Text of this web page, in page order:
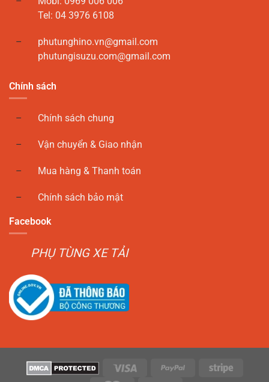
Tel: 04 3976 6108
phutunghino.vn@gmail.com
phutungisuzu.com@gmail.com
Chính sách
Chính sách chung
Vận chuyển & Giao nhận
Mua hàng & Thanh toán
Chính sách bảo mật
Facebook
PHỤ TÙNG XE TẢI